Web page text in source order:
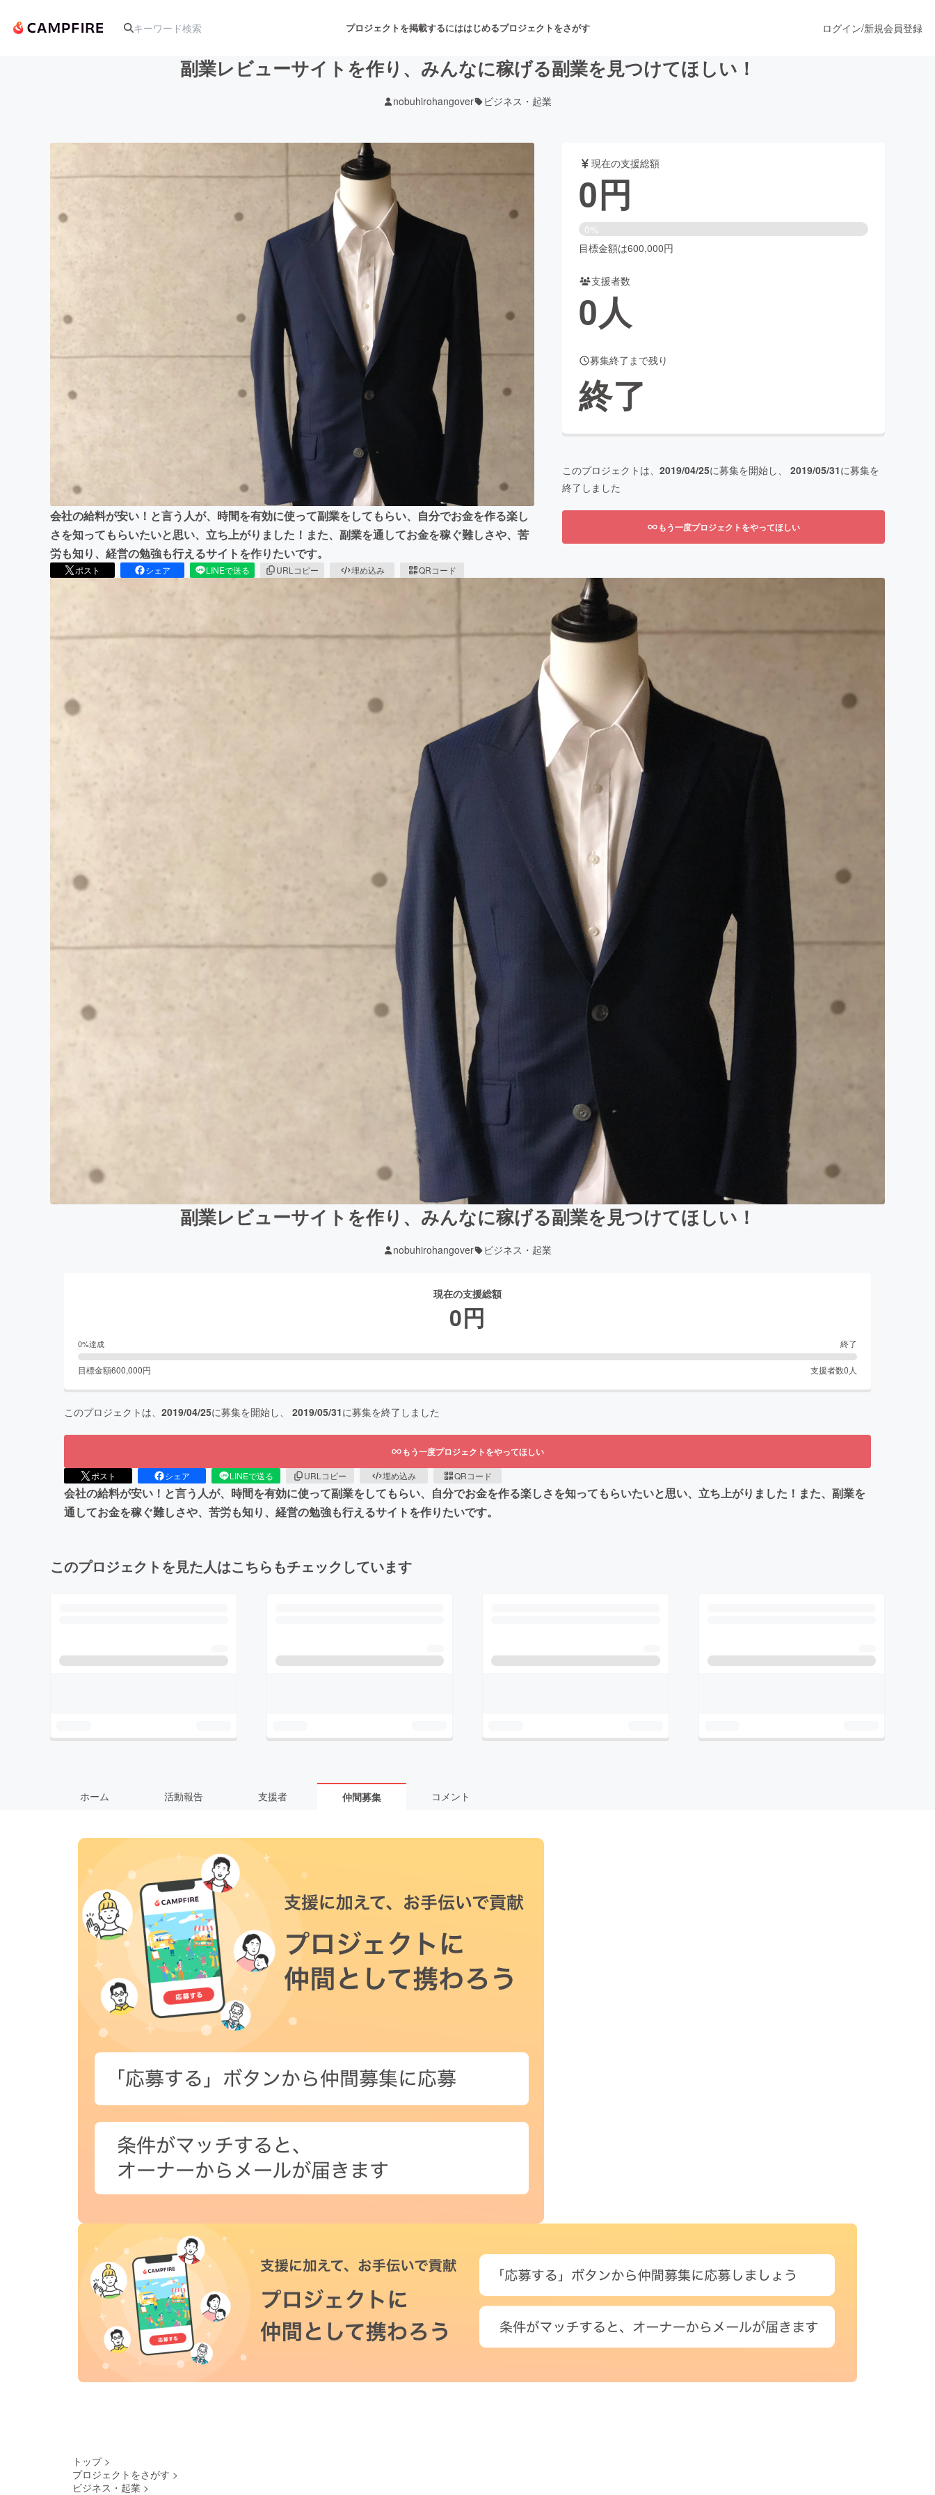
プロジェクトを掲載するにははじめるプロジェクトをさがす
アート・写真 音楽 舞台・パフォーマンス
テクノロジー・ガジェット ゲーム・サービス開発 フード・飲食店
書籍・雑誌出版
チャレンジ ビューティー・ヘルスケア
まちづくり・地域活性化
CAMPFIRE for Social Good
CAMPFIREふるさと納税
machi-ya
ログイン/新規会員登録
副業レビューサイトを作り、みんなに稼げる副業を見つけてほしい！
nobuhirohangover ビジネス・起業
会社の給料が安い！と言う人が、時間を有効に使って副業をしてもらい、自分でお金を作る楽し
さを知ってもらいたいと思い、立ち上がりました！また、副業を通してお金を稼ぐ難しさや、苦
労も知り、経営の勉強も行えるサイトを作りたいです。
ポスト シェア LINEで送る URLコピー 埋め込み QRコード
現在の支援総額
0円
0%
目標金額は600,000円
支援者数
0人
募集終了まで残り
終了
このプロジェクトは、 2019/04/25に募集を開始し、 2019/05/31に募集を
終了しました
もう一度プロジェクトをやってほしい
副業レビューサイトを作り、みんなに稼げる副業を見つけてほしい！
nobuhirohangover ビジネス・起業
現在の支援総額
0円
0%達成 終了
目標金額600,000円 支援者数0 人
このプロジェクトは、 2019/04/25に募集を開始し、 2019/05/31に募集を終了しました
もう一度プロジェクトをやってほしい
ポスト シェア LINEで送る URLコピー 埋め込み QRコード
会社の給料が安い！と言う人が、時間を有効に使って副業をしてもらい、自分でお金を作る楽しさを知ってもらいたいと思い、立ち上がりました！また、副業を
通してお金を稼ぐ難しさや、苦労も知り、経営の勉強も行えるサイトを作りたいです。
このプロジェクトを見た人はこちらもチェックしています
ホーム 活動報告 支援者 仲間募集 コメント
トップ >
プロジェクトをさがす >
ビジネス・起業 >